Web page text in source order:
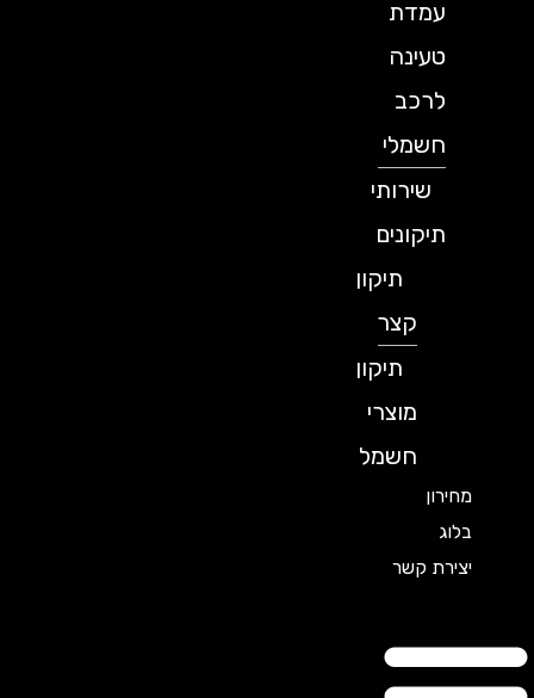
עמדת
טעינה
לרכב
חשמלי
שירותי
תיקונים
תיקון
תיקון
מוצרי
חשמל
מחירון
יצירת קשר